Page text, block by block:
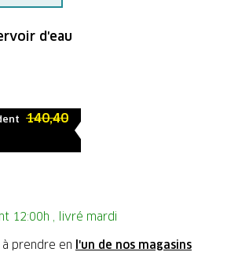
d'eau
140,40
12:00h , livré mardi
à prendre en l'un de nos magasins